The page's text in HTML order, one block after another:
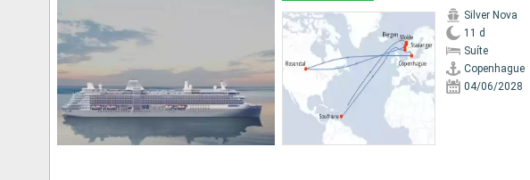
Silver Nova
11 d
Suíte
Copenhague
04/06/2028